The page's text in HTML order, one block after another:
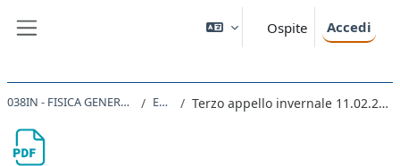
Ospite Accedi
038IN - FISICA GENERALE II 2025 Esami Terzo appello invernale 11.02.2026 - Soluzioni